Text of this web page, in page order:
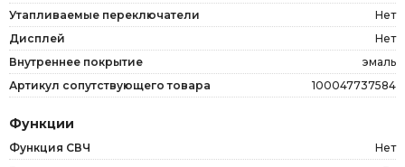
Утапливаемые переключатели
Нет
Дисплей
Нет
Внутреннее покрытие
эмаль
Артикул сопутствующего товара
100047737584
Функции
Функция СВЧ
Нет